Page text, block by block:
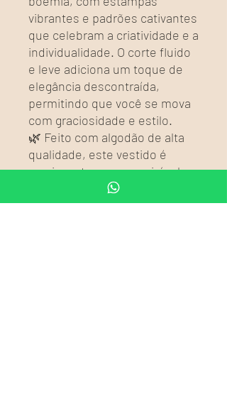
vibrantes e padrões cativantes
que celebram a criatividade e a
individualidade. O corte fluido
e leve adiciona um toque de
elegância descontraída,
permitindo que você se mova
com graciosidade e estilo.
🌿 Feito com algodão de alta
qualidade, este vestido é
macio ao toque e respirável,
tornando-o uma escolha
perfeita para dias ensolarados